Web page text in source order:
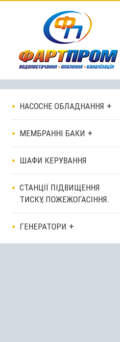
НАСОСНЕ ОБЛАДНАННЯ
МЕМБРАННІ БАКИ
ШАФИ КЕРУВАННЯ
СТАНЦІЇ ПІДВИЩЕННЯ
ТИСКУ, ПОЖЕЖОГАСІННЯ.
ГЕНЕРАТОРИ